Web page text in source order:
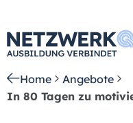
Home
Angebote
In 80 Tagen zu